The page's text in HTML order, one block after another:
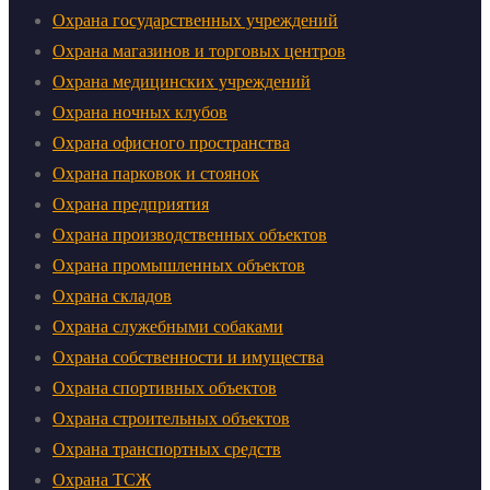
Охрана государственных учреждений
Охрана магазинов и торговых центров
Охрана медицинских учреждений
Охрана ночных клубов
Охрана офисного пространства
Охрана парковок и стоянок
Охрана предприятия
Охрана производственных объектов
Охрана промышленных объектов
Охрана складов
Охрана служебными собаками
Охрана собственности и имущества
Охрана спортивных объектов
Охрана строительных объектов
Охрана транспортных средств
Охрана ТСЖ